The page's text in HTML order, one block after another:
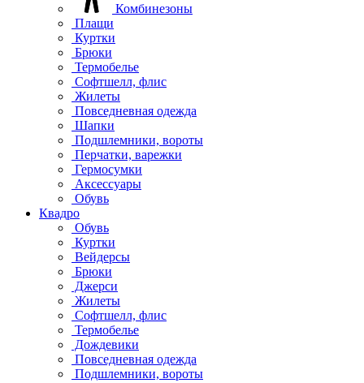
Комбинезоны
Плащи
Куртки
Брюки
Термобелье
Софтшелл, флис
Жилеты
Повседневная одежда
Шапки
Подшлемники, вороты
Перчатки, варежки
Гермосумки
Аксессуары
Обувь
Квадро
Обувь
Куртки
Вейдерсы
Брюки
Джерси
Жилеты
Софтшелл, флис
Термобелье
Дождевики
Повседневная одежда
Подшлемники, вороты